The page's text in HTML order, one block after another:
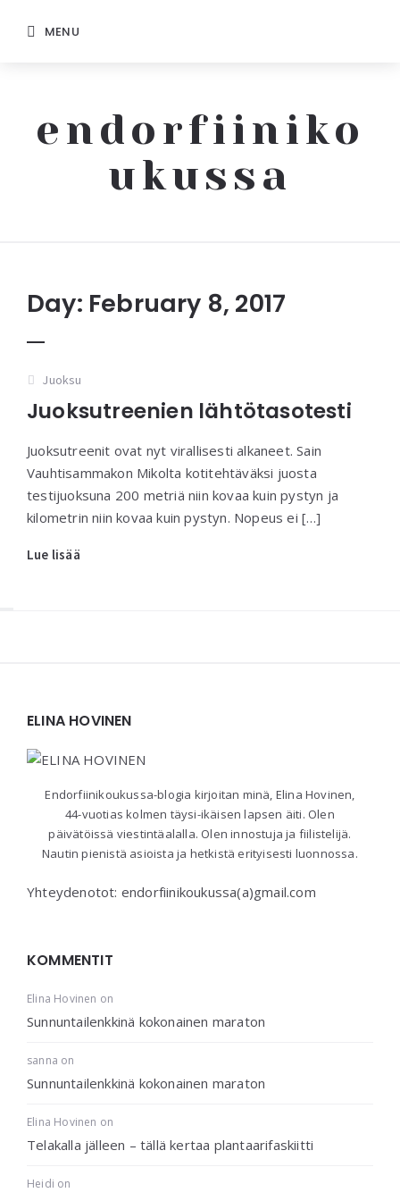
MENU
endorfiiniko
ukussa
Day: February 8, 2017
Juoksu
Juoksutreenien lähtötasotesti
Juoksutreenit ovat nyt virallisesti alkaneet. Sain
Vauhtisammakon Mikolta kotitehtäväksi juosta
testijuoksuna 200 metriä niin kovaa kuin pystyn ja
kilometrin niin kovaa kuin pystyn. Nopeus ei […]
Lue lisää
ELINA HOVINEN
Endorfiinikoukussa-blogia kirjoitan minä, Elina Hovinen,
44-vuotias kolmen täysi-ikäisen lapsen äiti. Olen
päivätöissä viestintäalalla. Olen innostuja ja fiilistelijä.
Nautin pienistä asioista ja hetkistä erityisesti luonnossa.
Yhteydenotot: endorfiinikoukussa(a)gmail.com
KOMMENTIT
Elina Hovinen on
Sunnuntailenkkinä kokonainen maraton
sanna on
Sunnuntailenkkinä kokonainen maraton
Elina Hovinen on
Telakalla jälleen – tällä kertaa plantaarifaskiitti
Heidi on